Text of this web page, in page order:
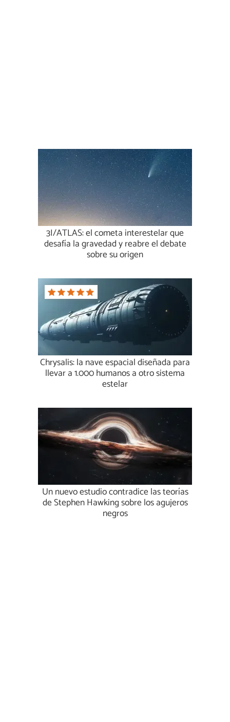
3I/ATLAS: el cometa interestelar que
desafía la gravedad y reabre el debate
sobre su origen
Chrysalis: la nave espacial diseñada para
llevar a 1.000 humanos a otro sistema
estelar
Un nuevo estudio contradice las teorías
de Stephen Hawking sobre los agujeros
negros